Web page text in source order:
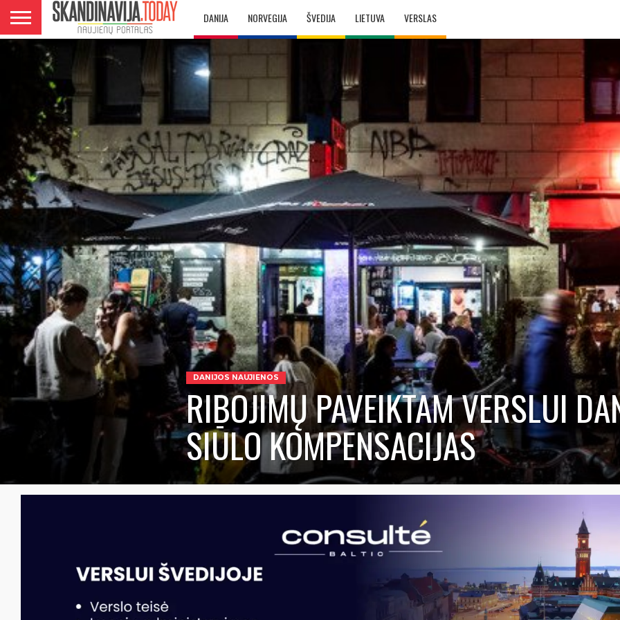
DANIJA NORVEGIJA ŠVEDIJA LIETUVA VERSLAS
DANIJOS NAUJIENOS
RIBOJIMŲ PAVEIKTAM VERSLUI
SIŪLO KOMPENSACIJAS